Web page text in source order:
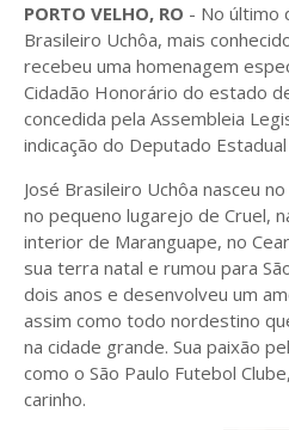
PORTO VELHO, RO - No último
Brasileiro Uchôa, mais
recebeu uma homenagem
Cidadão Honorário do estado
concedida pela Assembleia
indicação do Deputado
José Brasileiro Uchôa nasceu
no pequeno lugarejo de Cruel,
interior de Maranguape, no
sua terra natal e rumou para
dois anos e desenvolveu um
assim como todo nordestino
na cidade grande. Sua paixão
como o São Paulo Futebol
carinho.